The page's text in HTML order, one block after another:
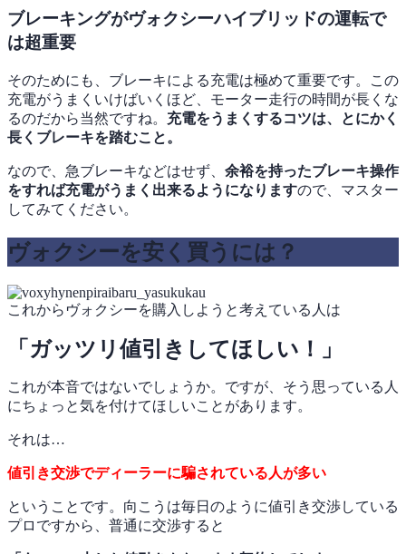
ブレーキングがヴォクシーハイブリッドの運転で
は超重要
そのためにも、ブレーキによる充電は極めて重要です。この
充電がうまくいけばいくほど、モーター走行の時間が長くな
るのだから当然ですね。 充電をうまくするコツは、とにかく
長くブレーキを踏むこと。
なので、急ブレーキなどはせず、 余裕を持ったブレーキ操作
をすれば充電がうまく出来るようになりますので、マスター
してみてください。
ヴォクシーを安く買うには？
これからヴォクシーを購入しようと考えている人は
「ガッツリ値引きしてほしい！」
これが本音ではないでしょうか。ですが、そう思っている人
にちょっと気を付けてほしいことがあります。
それは…
値引き交渉でディーラーに騙されている人が多い
ということです。向こうは毎日のように値引き交渉している
プロですから、普通に交渉すると